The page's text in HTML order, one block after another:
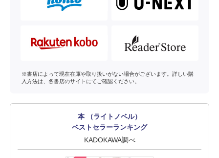
※書店によって現在在庫や取り扱いがない場合がございます。詳しい購
入方法は、各書店のサイトにてご確認ください。
本 （ライトノベル）
ベストセラーランキング
KADOKAWA調べ